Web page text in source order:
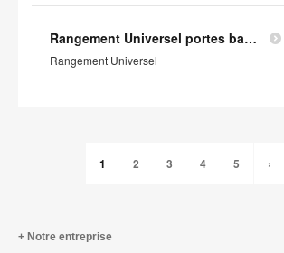
Rangement Universel portes battantes - Profil Environnemental Produit
Rangement Universel
1 2 3 4 5 ›
Notre entreprise